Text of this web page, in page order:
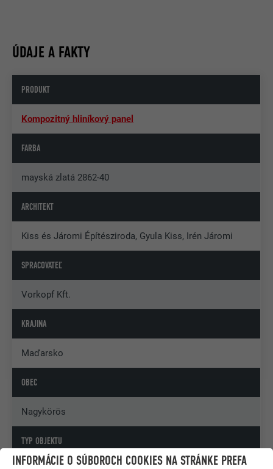
ÚDAJE A FAKTY
PRODUKT
Kompozitný hliníkový panel
FARBA
mayská zlatá 2862-40
ARCHITEKT
Kiss és Járomi Építésziroda, Gyula Kiss, Irén Járomi
SPRACOVATEĽ
Vorkopf Kft.
KRAJINA
Maďarsko
OBEC
Nagykörös
TYP OBJEKTU
INFORMÁCIE O SÚBOROCH COOKIES NA STRÁNKE PREFA